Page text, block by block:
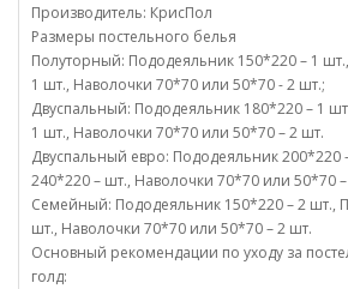
Производитель: КрисПол
Размеры постельного белья
Полуторный: Пододеяльник 150*220 – 1
1 шт., Наволочки 70*70 или 50*70 - 2 шт.;
Двуспальный: Пододеяльник 180*220 – 1
1 шт., Наволочки 70*70 или 50*70 – 2 шт.
Двуспальный евро: Пододеяльник 200*220
240*220 – шт., Наволочки 70*70 или 50*70
Семейный: Пододеяльник 150*220 – 2 шт.,
шт., Наволочки 70*70 или 50*70 – 2 шт.
Основный рекомендации по уходу за
голд: